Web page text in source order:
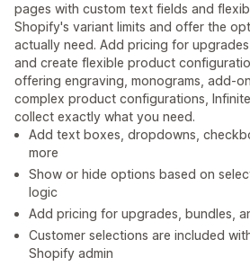
pages with custom text fields and
Shopify's variant limits and offer the
actually need. Add pricing for
and create flexible product
offering engraving, monograms, add-
complex product configurations,
collect exactly what you need.
Add text boxes, dropdowns,
more
Show or hide options based on
logic
Add pricing for upgrades, bundles,
Customer selections are included
Shopify admin